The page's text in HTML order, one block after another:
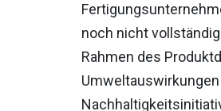
noch nicht
Rahmen des